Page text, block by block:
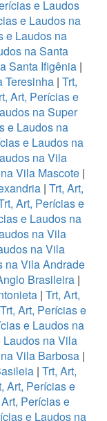
e Laudos
e Laudos na
e Laudos na
na Santa
Santa Ifigênia |
Teresinha | Trt,
Art, Perícias e
na Super
e Laudos na
e Laudos na
na Vila
Vila Mascote |
| Trt, Art,
Art, Perícias e
e Laudos na
na Vila
na Vila
na Vila Andrade
Brasileira |
| Trt, Art,
Trt, Art, Perícias e
e Laudos na
Laudos na Vila
Vila Barbosa|
| Trt, Art,
Art, Perícias e
Perícias e
e Laudos na